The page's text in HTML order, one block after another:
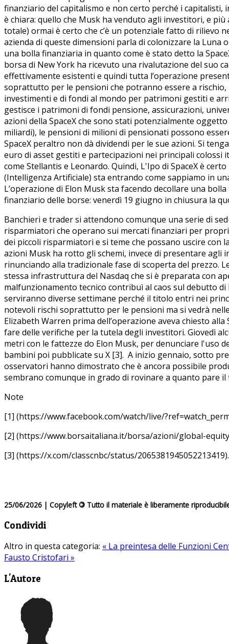
finanziario del capitalismo e non certo perché i capitalisti,
è chiara: quello che Musk ha venduto agli investitori, e
totale) ormai è certo che c’è un potenziale fatto di rilievo
azienda di queste dimensioni parla di colonizzare la Luna
una bolla finanziaria in quanto come è stato detto la
borsa di New York ha ricevuto una rivalutazione del suo
effettivamente esistenti e quindi tutta l’operazione
soprattutto per le pensioni che potranno essere a rischio,
investimenti e di fondi al mondo per patrimoni gestiti e
gestisce i patrimoni di fondi pensione, assicurazioni,
azioni della SpaceX che sono stati potenzialmente
miliardi), le pensioni di milioni di pensionati possono
SpaceX peraltro non dà dividendi per le sue azioni. Si
euro di asset gestiti e partecipazioni nei principali colossi
come Stellantis e Leonardo. Quindi, L'Ipo di SpaceX è
(Intelligenza Artificiale) sta entrando come sappiamo in
L’operazione di Elon Musk sta facendo decollare una
finanziario delle borse: venerdì 19 giugno in chiusura la
Banchieri e trader si attendono comunque una serie di
risparmiatori che operano sui mercati finanziari per
dei piccoli risparmiatori e si teme che possano uscire con
azioni Musk ha rotto gli schemi, invece di presentare
rinunciando alla tradizionale fase di scoperta del prezzo.
stessa infrastruttura del Nasdaq che si è preparata con
malfunzionamento tecnico contribuì al caos sul debutto
serviranno diverse settimane perché il titolo entri nei
notevoli rischi soprattutto per le pensioni ma si vedrà
Elizabeth Warren prima dell’operazione aveva chiesto
fare delle verifiche per la tutela degli investitori. Giovedì
metri con le fattezze do Elon Musk, per denunciare l'uso
bambini poi pubblicate su X [3]. A inizio gennaio, sotto
osservatori hanno dimostrato che è ancora possibile
sembrano comunque in grado di rovinare a quanto pare
Note
[1] (https://www.facebook.com/watch/live/
[2] (https://www.borsaitaliana.it/borsa/azioni/global-
[3] (https://x.com/classcnbc/status/2065381945052213419).
25/06/2026 | Copyleft © Tutto il materiale è liberamente
Condividi
Altro in questa categoria: « La preintesa delle Funzioni
Fausto Cristofari »
L'Autore